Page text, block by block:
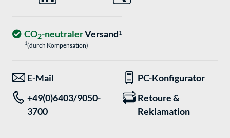
CO2-neutralerVersand1
1(durch Kompensation)
E-Mail
PC-Konfigurator
+49(0)6403/9050-
3700
Retoure &
Reklamation